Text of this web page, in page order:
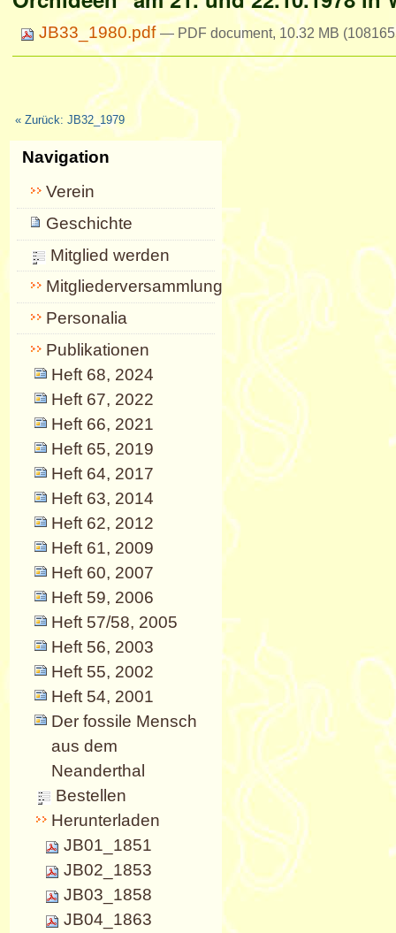
JB33_1980.pdf — PDF document, 10.32 MB
« Zurück: JB32_1979
Navigation
Verein
Geschichte
Mitglied werden
Mitgliederversammlungen
Personalia
Publikationen
Heft 68, 2024
Heft 67, 2022
Heft 66, 2021
Heft 65, 2019
Heft 64, 2017
Heft 63, 2014
Heft 62, 2012
Heft 61, 2009
Heft 60, 2007
Heft 59, 2006
Heft 57/58, 2005
Heft 56, 2003
Heft 55, 2002
Heft 54, 2001
Der fossile Mensch
aus dem
Neanderthal
Bestellen
Herunterladen
JB01_1851
JB02_1853
JB03_1858
JB04_1863